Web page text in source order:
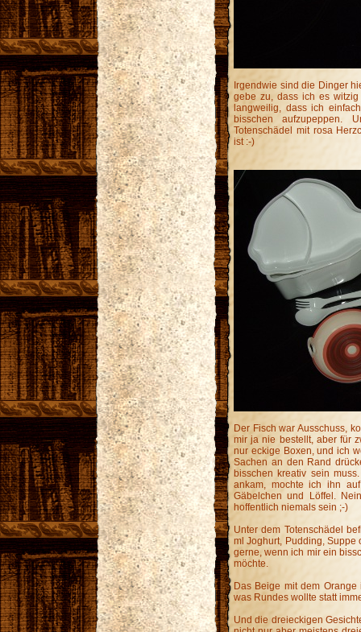
Irgendwie sind die Dinger
gebe zu, dass ich es
langweilig, dass ich
bisschen aufzupeppen.
Totenschädel mit rosa
ist :-)
Der Fisch war Ausschuss,
mir ja nie bestellt, aber für
nur eckige Boxen, und ich
Sachen an den Rand
bisschen kreativ sein
ankam, mochte ich ihn
Gäbelchen und Löffel.
hoffentlich niemals sein ;-)
Unter dem Totenschädel
ml Joghurt, Pudding, Suppe
gerne, wenn ich mir ein
möchte.
Das Beige mit dem
was Rundes wollte statt
Und die dreieckigen